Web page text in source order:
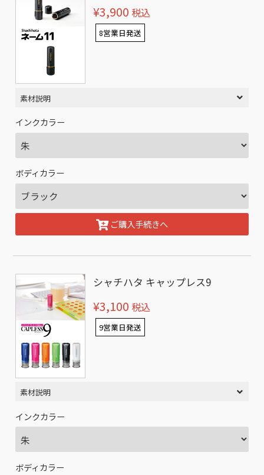
¥3,900 税込
8営業日発送
素材説明
インクカラー
ボディカラー
ご購入手続きへ
シャチハタ キャップレス9
¥3,100 税込
9営業日発送
素材説明
インクカラー
ボディカラー